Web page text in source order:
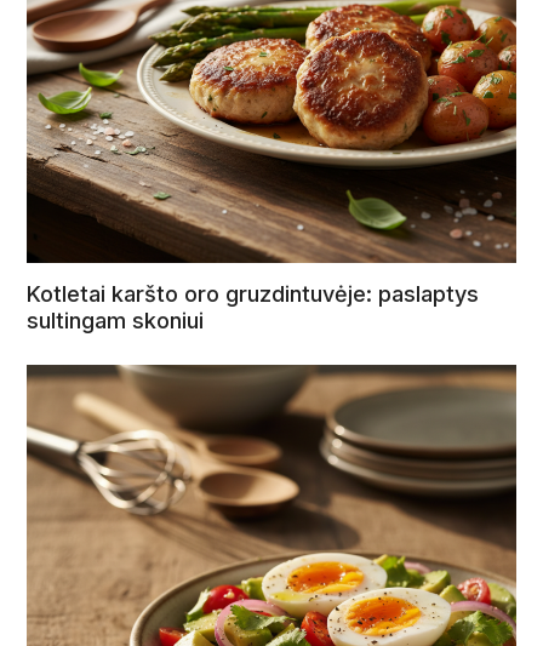
Kotletai karšto oro gruzdintuvėje: paslaptys
sultingam skoniui